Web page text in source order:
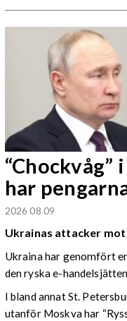
“Chockvåg”
har
2026 08 09
Ukrainas attacker
Ukraina har genomfört
den ryska e-
I bland annat St.
utanför Moskva har